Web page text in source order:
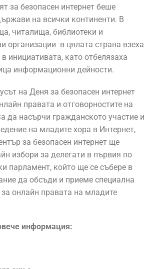
за безопасен интернет беше
на всички континенти. В
читалища, библиотеки и
организации в цялата страна взеха
инициативата, като отбелязаха
информационни дейности.
на Деня за безопасен интернет
правата и отговорностите на
да насърчи гражданското участие и
на младите хора в Интернет,
за безопасен интернет ще
избори за делегати в първия по
парламент, който ще се събере в
да обсъди и приеме специална
онлайн правата на младите
информация: